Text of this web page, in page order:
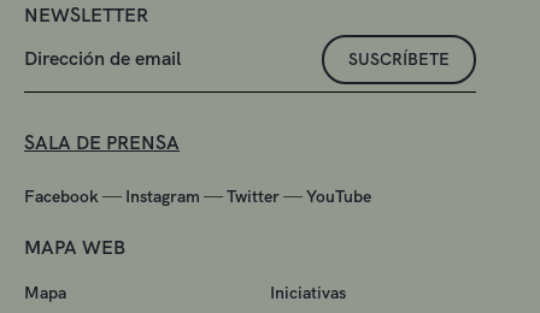
NEWSLETTER
SUSCRÍBETE
SALA DE PRENSA
Facebook — Instagram —Twitter—YouTube
MAPA WEB
Mapa
Iniciativas